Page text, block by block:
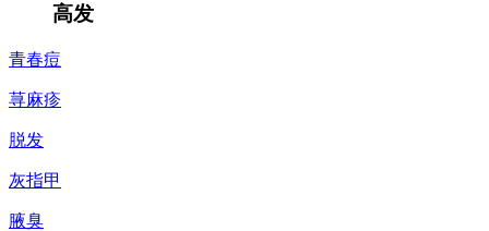
高发
青春痘
荨麻疹
脱发
灰指甲
腋臭